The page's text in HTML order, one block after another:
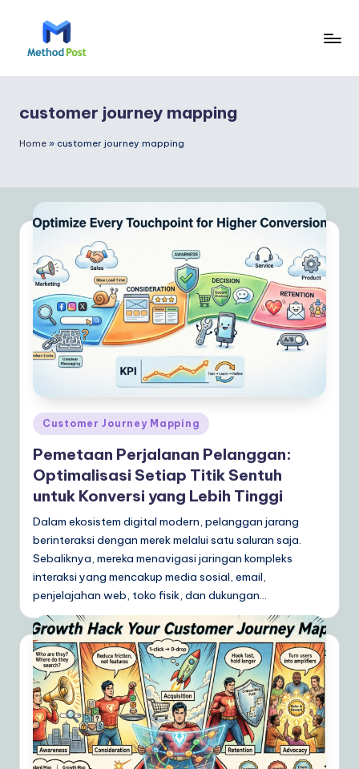
t
h
d
P
o
s
t
In
d
o
n
e
si
a
n
|
Y
o
u
r
D
ai
ly
G
customer journey mapping
Home » customer journey mapping
Posted
in
Customer Journey Mapping
Pemetaan Perjalanan Pelanggan:
Optimalisasi Setiap Titik Sentuh
untuk Konversi yang Lebih Tinggi
Dalam ekosistem digital modern, pelanggan jarang
berinteraksi dengan merek melalui satu saluran saja.
Sebaliknya, mereka menavigasi jaringan kompleks
interaksi yang mencakup media sosial, email,
penjelajahan web, toko fisik, dan dukungan…